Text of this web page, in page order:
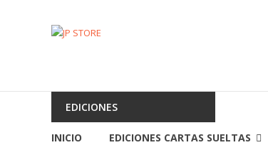
JP
detalle
de
EDICIONES
INICIO EDICIONES CARTAS SUELTAS